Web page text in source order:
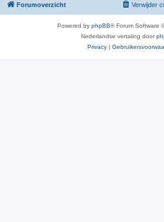
Forumoverzicht Verwijder
Powered by phpBB® Forum Software
Nederlandse vertaling door
Privacy |